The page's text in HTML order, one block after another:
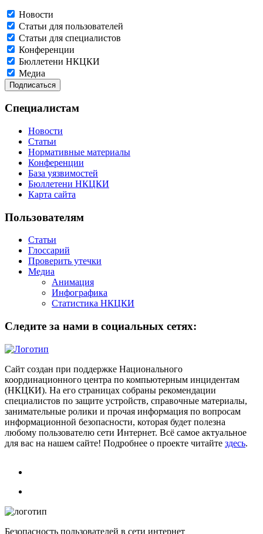
Новости
Статьи для пользователей
Статьи для специалистов
Конференции
Бюллетени НКЦКИ
Медиа
Специалистам
Новости
Статьи
Нормативные материалы
Конференции
База уязвимостей
Бюллетени НКЦКИ
Карта сайта
Пользователям
Статьи
Глоссарий
Проверить утечки
Медиа
Анимация
Инфографика
Статистика НКЦКИ
Следите за нами в социальных сетях:
Сайт создан при поддержке Национального
координационного центра по компьютерным инцидентам
(НКЦКИ). На его страницах собраны рекомендации
специалистов по защите устройств, справочные материалы,
занимательные ролики и прочая информация по вопросам
информационной безопасности, которая будет полезна
любому пользователю сети Интернет. Всё самое актуальное
для вас на нашем сайте! Подробнее о проекте читайте здесь.
Безопасность пользователей в сети интернет